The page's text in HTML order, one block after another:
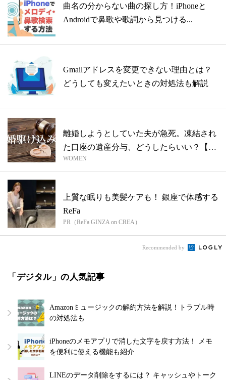
曲名の分からない曲の探し方！iPhoneと
Androidで鼻歌や歌詞から見つける...
Gmailアドレスを変更できない理由とは？
どうしても変えたいときの対処法も解説
離婚しようとしていた夫が急死。凍結され
た口座の遺産分与、どうしたらいい？【教
えて...
WOMEN
上質な眠りも美髪ケアも！ 銀座で体感する
ReFa
PR（ReFa GINZA on CREA）
Recommended by
「デジタル」の人気記事
Amazonミュージックの解約方法を解説！トラブル時
の対処法も
iPhoneのメモアプリで消した文字を戻す方法！ メモ
を便利に使える機能も紹介
LINEのデータ削除をするには？ キャッシュやトーク